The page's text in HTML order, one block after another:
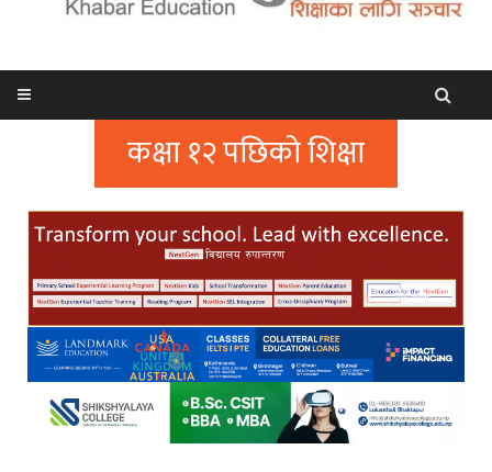
कक्षा १२ पछिको शिक्षा